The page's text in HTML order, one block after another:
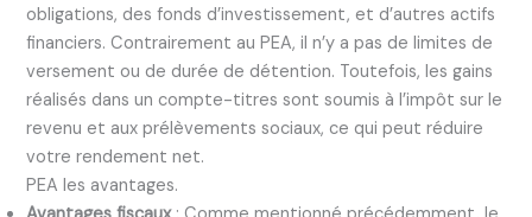
obligations, des fonds d’investissement, et d’autres actifs
financiers. Contrairement au PEA, il n’y a pas de limites de
versement ou de durée de détention. Toutefois, les gains
réalisés dans un compte-titres sont soumis à l’impôt sur le
revenu et aux prélèvements sociaux, ce qui peut réduire
votre rendement net.
PEA les avantages.